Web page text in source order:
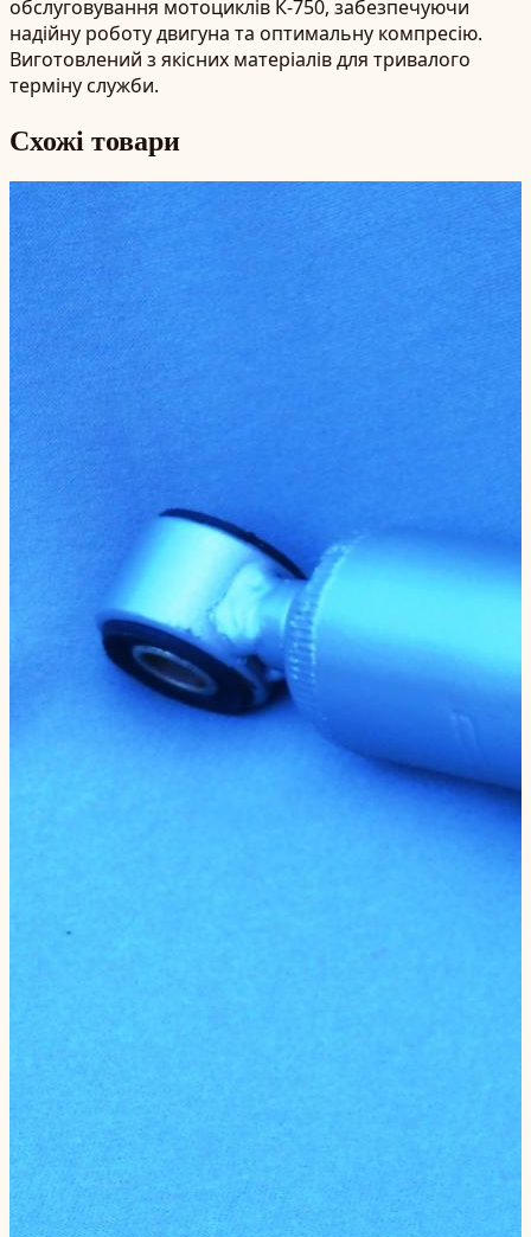
обслуговування мотоциклів К-750, забезпечуючи
надійну роботу двигуна та оптимальну компресію.
Виготовлений з якісних матеріалів для тривалого
терміну служби.
Схожі товари